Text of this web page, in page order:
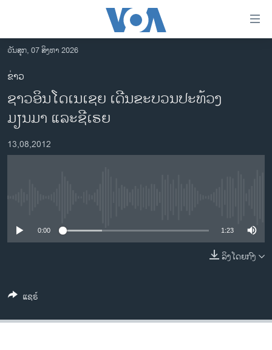
ເຂົ້າ
ຫາ
ຂ້າມ
ຂ້າມ
ຂ້າມ
ໄປ
ຫາ
ຊອກ
ອາເມຣິກາ
ການເລືອກຕັ້ງ ປະທານາທີບໍດີ ສະຫະລັດ 2024
ຂ່າວ​ຈີນ
ຊີວິດຊາວລາວ
ທຸລະກິດ
ພາສາອັງກິດ
ວັນສຸກ, 07 ສິງຫາ 2026
ຂ່າວ
ຊາວອິນໂດເນເຊຍ ເດີນຂະບວນປະທ້ວງ
ມຽນມາ ແລະຊີເຣຍ
13,08,2012
0:00 1:23
ລິງໂດຍກົງ
ແຊຣ໌